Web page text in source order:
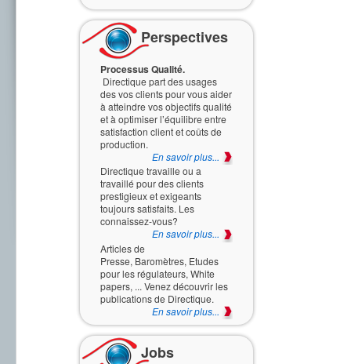
Découvrez notre activité
Professional Services
Perspectives
Processus Qualité.
Directique part des usages
des vos clients pour vous aider
à atteindre vos objectifs qualité
et à optimiser l’équilibre entre
satisfaction client et coûts de
production.
En savoir plus...
Directique travaille ou a
travaillé pour des clients
prestigieux et exigeants
toujours satisfaits. Les
connaissez-vous?
En savoir plus...
Articles de
Presse, Baromètres, Etudes
pour les régulateurs, White
papers, ... Venez découvrir les
publications de Directique.
En savoir plus...
Jobs
Opérateur de Mesures
H/F
Les opérateurs de mesure
sont au cœur de l’activité de
Directique, assurant pour le
compte...